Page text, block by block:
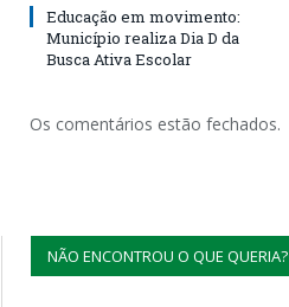
Educação em movimento:
Município realiza Dia D da
Busca Ativa Escolar
Os comentários estão fechados.
NÃO ENCONTROU O QUE QUERIA?